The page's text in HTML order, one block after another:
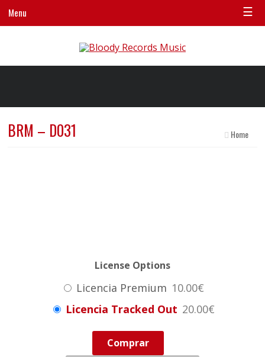
Menu ☰
BRM – D031 Home
License Options
Licencia Premium 10.00€
Licencia Tracked Out 20.00€
Comprar